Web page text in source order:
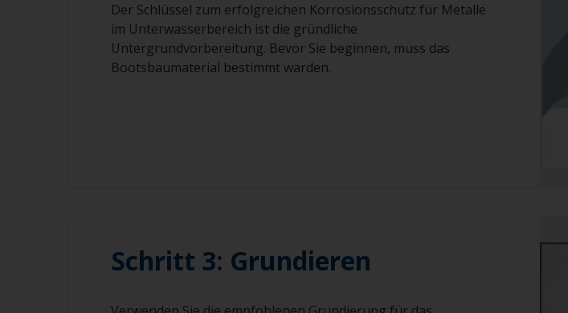
Der Schlüssel zum erfolgreichen Korrosionsschutz für Metalle
im Unterwasserbereich ist die gründliche
Untergrundvorbereitung. Bevor Sie beginnen, muss das
Bootsbaumaterial bestimmt warden.
Schritt 3: Grundieren